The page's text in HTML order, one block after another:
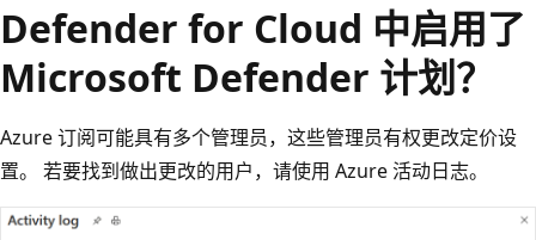
Defender for Cloud 中启用了
Microsoft Defender 计划？
Azure 订阅可能具有多个管理员，这些管理员有权更改定价设
置。 若要找到做出更改的用户，请使用 Azure 活动日志。